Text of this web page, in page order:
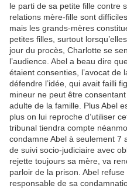
le parti de sa petite fille contre
relations mère-fille sont
mais les grands-mères
petites filles, surtout
jour du procès, Charlotte se
l’audience. Abel a beau dire
étaient consenties, l’avocat de
défendre l’idée, qui avait failli
mineur ne peut être
adulte de la famille. Plus Abel
plus on lui reproche d’utiliser
tribunal tiendra compte
condamne Abel à seulement 7
de suivi socio-judiciaire avec
rejette toujours sa mère, va
parloir de la prison. Abel refuse
responsable de sa